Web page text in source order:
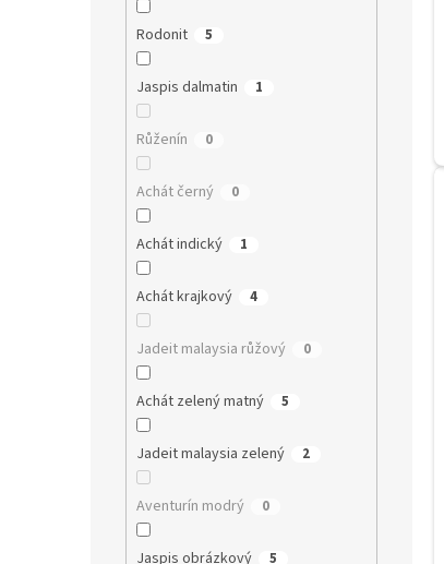
Rodonit 5
Jaspis dalmatin 1
Růženín 0
Achát černý 0
Achát indický 1
Achát krajkový 4
Jadeit malaysia růžový 0
Achát zelený matný 5
Jadeit malaysia zelený 2
Aventurín modrý 0
Jaspis obrázkový 5